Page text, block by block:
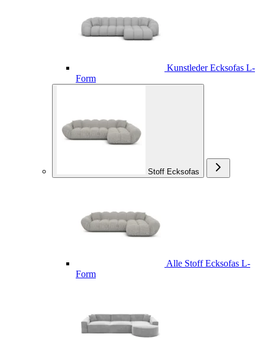
Kunstleder Ecksofas L-
Form
Stoff Ecksofas
Alle Stoff Ecksofas L-
Form